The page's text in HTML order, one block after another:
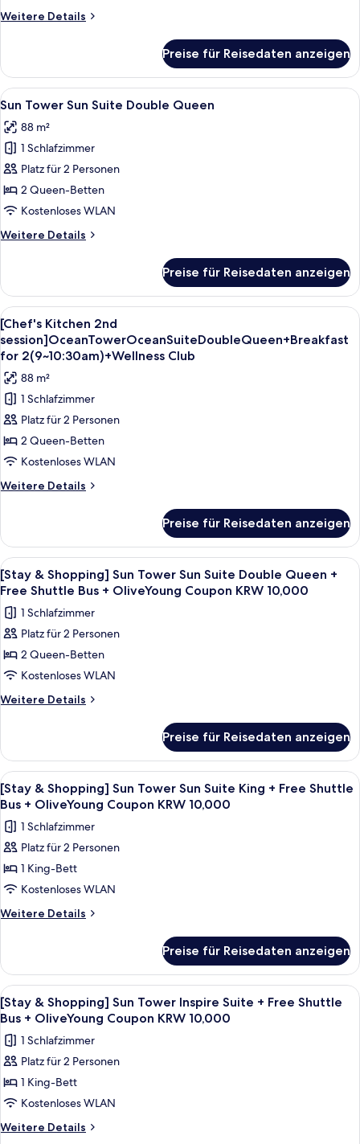
(9:00~10:30am)
Queen
Weitere Details
Weitere
Tower
Ocean
Suite
Queen
Preise für Reisedaten anzeigen
Alle
Fotos
für
Sun
Tower
Sun
Suite
Queen
Ein Hotelzimmer mit zwei Betten,
5
Sun Tower Sun Suite Double Queen
88 m²
1 Schlafzimmer
Platz für 2 Personen
2 Queen-Betten
Kostenloses WLAN
Weitere Details
Weitere
Tower
Sun
Suite
Double
Queen
Preise für Reisedaten anzeigen
Alle
Fotos
für
[Chef's
Kitchen
2nd
for
2(9~10:30am)+Wellness
Club
Ein Hotelzimmer mit zwei Betten,
6
[Chef's Kitchen 2nd
session]OceanTowerOceanSuiteDoubleQueen+Breakfast
for 2(9~10:30am)+Wellness Club
88 m²
1 Schlafzimmer
Platz für 2 Personen
2 Queen-Betten
Kostenloses WLAN
Weitere Details
Weitere
Kitchen
2nd
session]OceanTowerOceanSuiteDoubleQueen+Breakfast
for
Club
Preise für Reisedaten anzeigen
Alle
Fotos
für
[Stay
&
Shopping]
Sun
Tower
Double
Queen
+
Free
Shuttle
Bus
+
OliveYoung
Coupon
KRW
Ein modernes Hotelzimmer mit
4
[Stay & Shopping] Sun Tower Sun Suite Double Queen +
Free Shuttle Bus + OliveYoung Coupon KRW 10,000
1 Schlafzimmer
Platz für 2 Personen
2 Queen-Betten
Kostenloses WLAN
Weitere Details
Weitere
&
Shopping]
Sun
Tower
Suite
Double
+
Free
Bus
KRW
10,000
Preise für Reisedaten anzeigen
Alle
Fotos
für
[Stay
&
Shopping]
Sun
Tower
King
+
Free
Shuttle
Bus
+
OliveYoung
Coupon
KRW
10,000
Ein Hotelzimmer mit einem großen
5
[Stay & Shopping] Sun Tower Sun Suite King + Free Shuttle
Bus + OliveYoung Coupon KRW 10,000
1 Schlafzimmer
Platz für 2 Personen
1 King-Bett
Kostenloses WLAN
Weitere Details
Weitere
&
Shopping]
Sun
Tower
Suite
King
Free
Shuttle
+
Preise für Reisedaten anzeigen
Alle
Fotos
für
[Stay
&
Shopping]
Sun
Tower
Ein modernes Hotelzimmer mit
4
[Stay & Shopping] Sun Tower Inspire Suite + Free Shuttle
Bus + OliveYoung Coupon KRW 10,000
1 Schlafzimmer
Platz für 2 Personen
1 King-Bett
Kostenloses WLAN
Weitere Details
Weitere